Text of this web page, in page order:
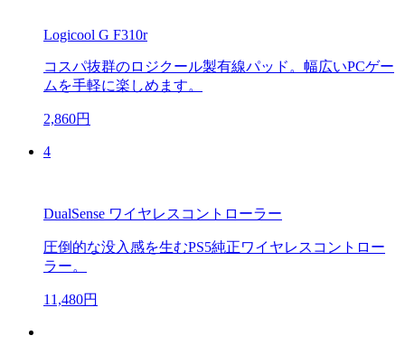
Logicool G F310r
コスパ抜群のロジクール製有線パッド。幅広いPCゲー
ムを手軽に楽しめます。
2,860円
4
DualSense ワイヤレスコントローラー
圧倒的な没入感を生むPS5純正ワイヤレスコントロー
ラー。
11,480円